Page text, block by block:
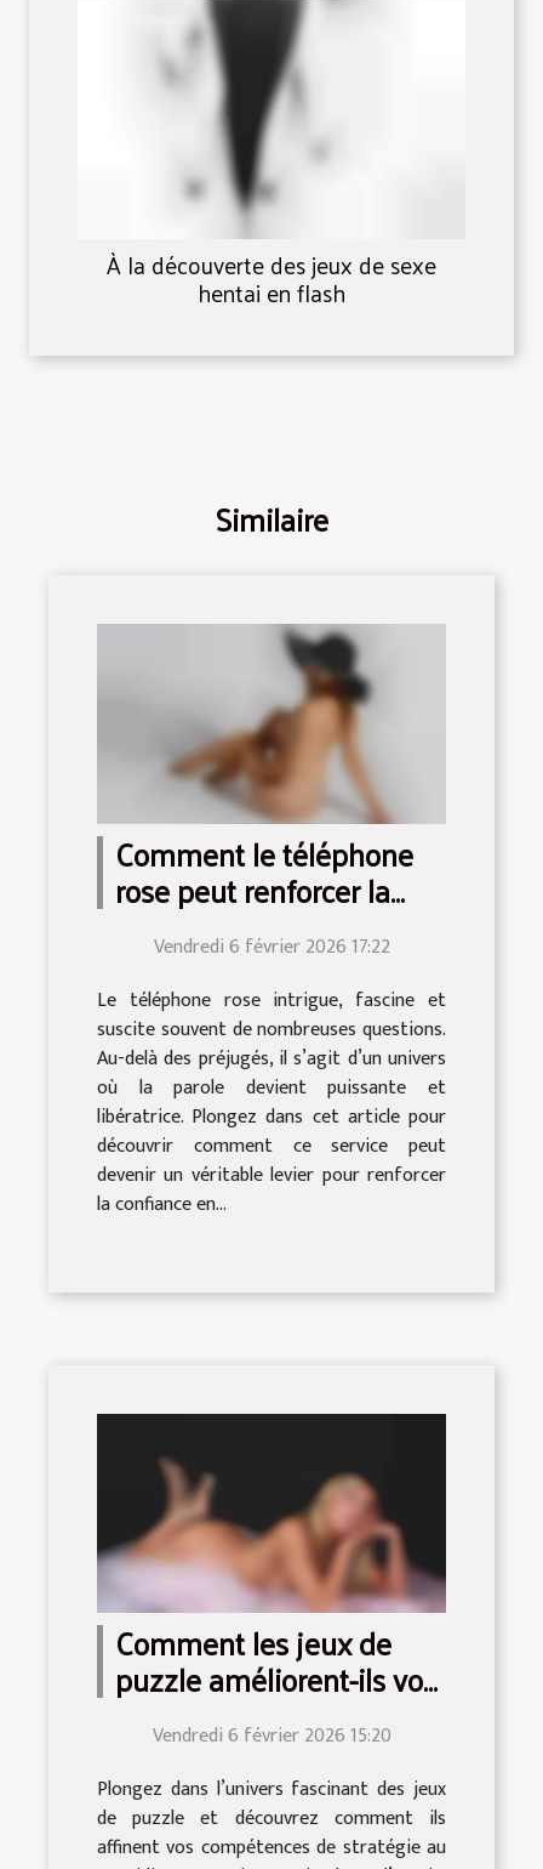
À la découverte des jeux de sexe
hentai en flash
Similaire
Comment le téléphone
rose peut renforcer la
confiance en soi ?
Vendredi 6 février 2026 17:22
Le téléphone rose intrigue, fascine et
suscite souvent de nombreuses questions.
Au-delà des préjugés, il s’agit d’un univers
où la parole devient puissante et
libératrice. Plongez dans cet article pour
découvrir comment ce service peut
devenir un véritable levier pour renforcer
la confiance en...
Comment les jeux de
puzzle améliorent-ils vos
compétences de
stratégie ?
Vendredi 6 février 2026 15:20
Plongez dans l’univers fascinant des jeux
de puzzle et découvrez comment ils
affinent vos compétences de stratégie au